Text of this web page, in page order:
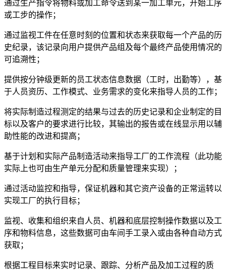
通过生产指令将物料或加工命令送到某一加工单元，开始工序
或工步的操作；
通过监视工件在任意时刻的位置和状态来获取每一个产品的历
史纪录，该记录向用户提供产品组及每个最终产品使用情况的
可追溯性；
提供按分钟级更新的员工状态信息数据（工时，出勤等），基
于人员资历、工作模式、业务需求的变化来指导人员的工作；
将实际制造过程测定的结果与过去的历史记录和企业制定的目
标以及客户的要求进行比较，其输出的报告或在线显示用以辅
助性能的改进和提高；
基于计划和实际产品制造活动来指导工厂的工作流程（此功能
实际上也可由生产单元分配和质量管理来实现）；
通过活动监控和指导，保证机器和其它资产设备的正常运转以
实现工厂的执行目标；
监视、收集和组织来自人员、机器和底层控制操作数据以及工
序和物料信息，这些数据可由车间手工录入或由各种自动方式
获取；
根据工程目标来实时记录、跟踪、分析产品及加工过程的质